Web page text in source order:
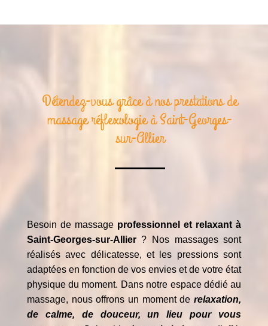
Détendez-vous grâce à nos prestations de
massage réflexologie à Saint-Georges-
sur-Allier
Besoin de massage professionnel et relaxant à
Saint-Georges-sur-Allier? Nos massages sont
réalisés avec délicatesse, et les pressions sont
adaptées en fonction de vos envies et de votre état
physique du moment. Dans notre espace dédié au
massage, nous offrons un moment derelaxation,
de calme, de douceur, un lieu pour vous